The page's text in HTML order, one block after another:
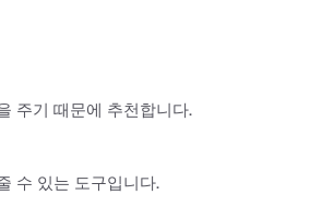
주기 때문에 추천합니다.
수 있는 도구입니다.